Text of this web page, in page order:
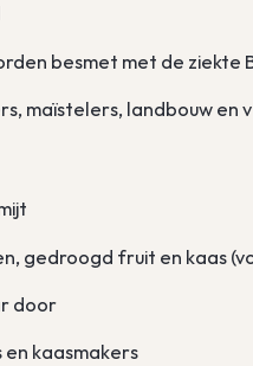
besmet met de ziekte
maïstelers, landbouw en
gedroogd fruit en kaas
door
en kaasmakers